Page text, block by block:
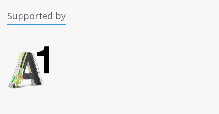
Supported by